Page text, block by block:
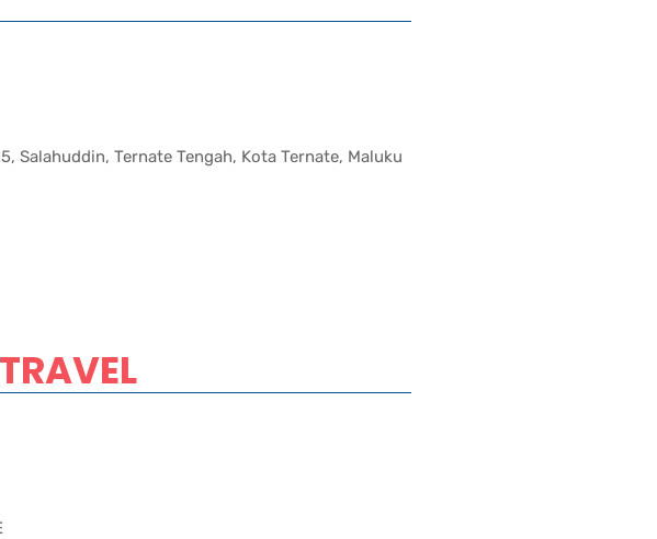
Salahuddin, Ternate Tengah, Kota Ternate, Maluku